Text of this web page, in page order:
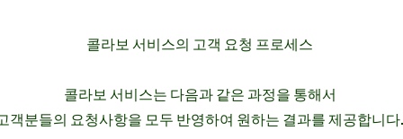
콜라보 서비스의 고객 요청 프로세스
콜라보 서비스는 다음과 같은 과정을 통해서
객분들의 요청사항을 모두 반영하여 원하는 결과를 제공합니